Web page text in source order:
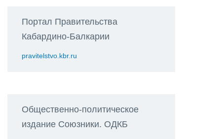
Портал Правительства
Кабардино-Балкарии
pravitelstvo.kbr.ru
Общественно-политическое
издание Союзники. ОДКБ